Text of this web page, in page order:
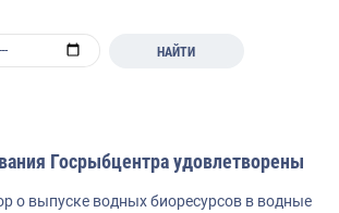
НАЙТИ
Госрыбцентра удовлетворены
выпуске водных биоресурсов в водные